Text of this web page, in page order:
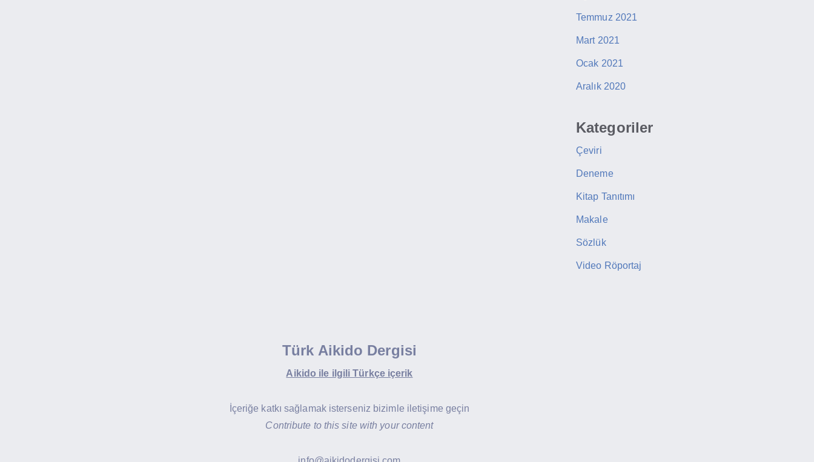
Temmuz 2021
Mart 2021
Ocak 2021
Aralık 2020
Kategoriler
Çeviri
Deneme
Kitap Tanıtımı
Makale
Sözlük
Video Röportaj
Türk Aikido Dergisi
Aikido ile ilgili Türkçe içerik
İçeriğe katkı sağlamak isterseniz bizimle iletişime geçin
Contribute to this site with your content